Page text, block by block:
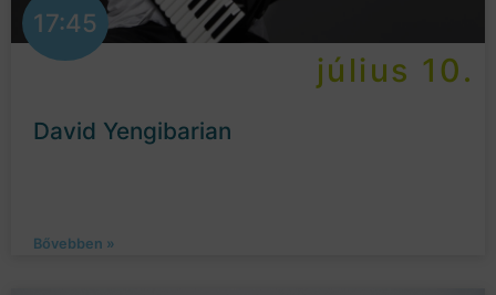
17:45
július 10.
David Yengibarian
Bővebben »